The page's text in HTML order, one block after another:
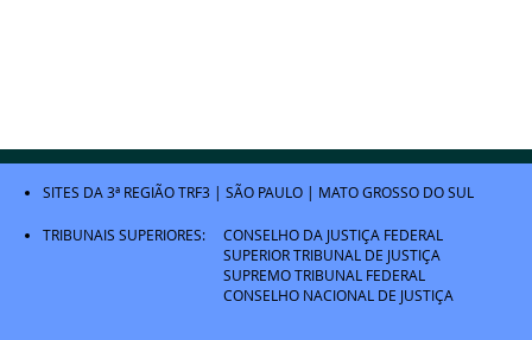
SITES DA 3ª REGIÃOTRF3 | SÃO PAULO | MATO GROSSO DO SUL
TRIBUNAIS SUPERIORES:
CONSELHO DA JUSTIÇA FEDERAL
SUPERIOR TRIBUNAL DE JUSTIÇA
SUPREMO TRIBUNAL FEDERAL
CONSELHO NACIONAL DE JUSTIÇA